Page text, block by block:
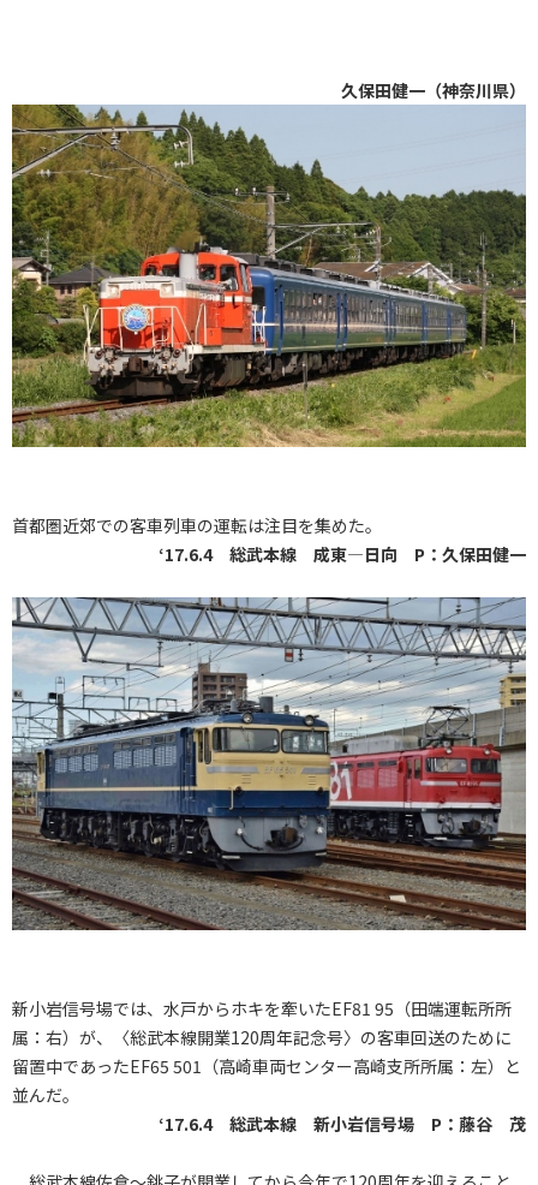
久保田健一（神奈川県）
首都圏近郊での客車列車の運転は注目を集めた。
‘17.6.4 総武本線 成東―日向 P：久保田健一
新小岩信号場では、水戸からホキを牽いたEF81 95（田端運転所所
属：右）が、〈総武本線開業120周年記念号〉の客車回送のために
留置中であったEF65 501（高崎車両センター高崎支所所属：左）と
並んだ。
‘17.6.4 総武本線 新小岩信号場 P：藤谷 茂